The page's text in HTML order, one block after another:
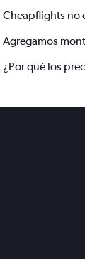
Cheapflights no
Agregamos
¿Por qué los